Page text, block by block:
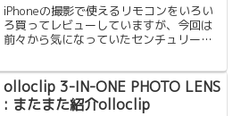
iPhoneの撮影で使えるリモコンをいろい
ろ買ってレビューしていますが、今回は
前々から気になっていたセンチュリーの
した。今回のものは単にシャッタ...
olloclip 3-IN-ONE PHOTO LENS
: またまた紹介olloclip